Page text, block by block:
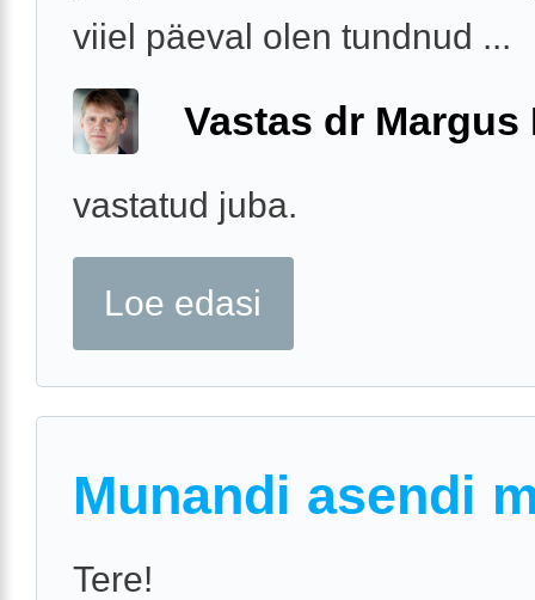
viiel päeval olen tundnud ...
Vastas dr Margus
vastatud juba.
Loe edasi
Munandi asendi
Tere!